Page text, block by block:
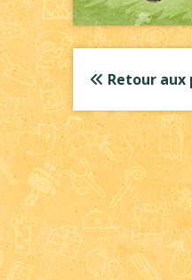
Retour